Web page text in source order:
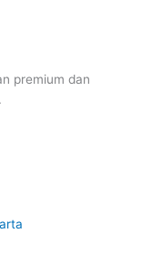
premium dan